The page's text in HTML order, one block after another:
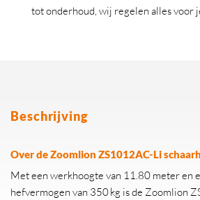
tot onderhoud, wij regelen alles voor
Beschrijving
Over de Zoomlion ZS1012AC-Li
Met een werkhoogte van 11.80 meter en
hefvermogen van 350 kg is de Zoomlion